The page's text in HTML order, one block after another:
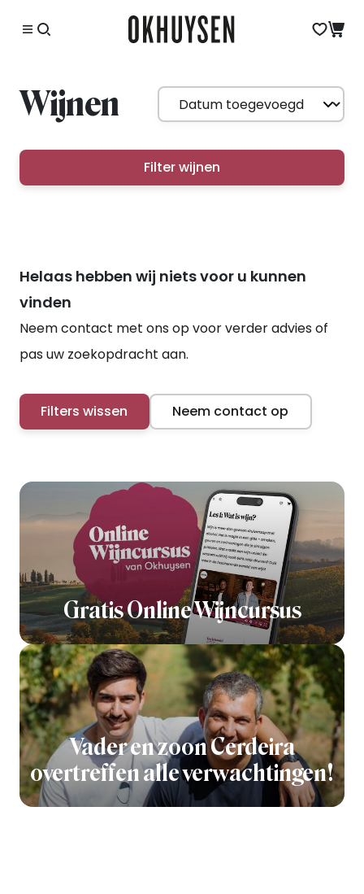
Wijnen
Filter wijnen
Helaas hebben wij niets voor u kunnen
vinden
Neem contact met ons op voor verder advies of
pas uw zoekopdracht aan.
Filters wissen Neem contact op
Gratis Online Wijncursus
Vader en zoon Cerdeira
overtreffen alle verwachtingen!